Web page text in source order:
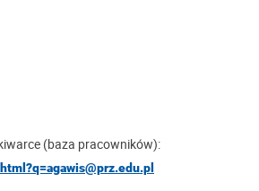
(baza pracowników):